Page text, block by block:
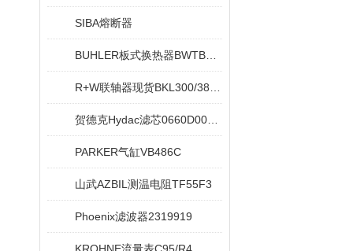
SIBA熔断器
PARKER气缸VB486C
山武AZBIL测温电阻TF55F3
Phoenix滤波器2319919